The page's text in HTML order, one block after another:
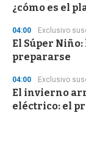
¿cómo es el
04:00 Exclusivo
El Súper
prepararse
04:00 Exclusivo
El invierno
eléctrico: el